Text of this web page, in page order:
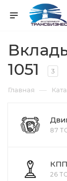
1051
3
Главная —
87
КПП
26